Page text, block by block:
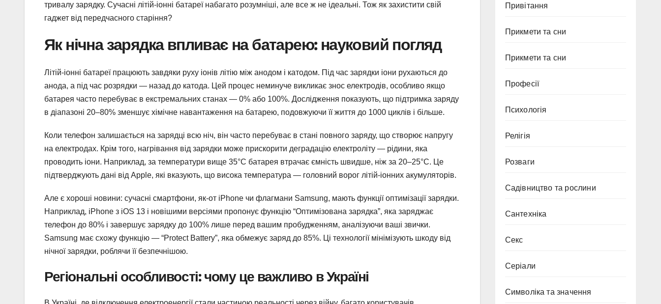
тривалу зарядку. Сучасні літій-іонні батареї набагато розумніші, але все ж не ідеальні. Тож як захистити свій
гаджет від передчасного старіння?
Як нічна зарядка впливає на батарею: науковий погляд
Літій-іонні батареї працюють завдяки руху іонів літію між анодом і катодом. Під час зарядки іони рухаються до
анода, а під час розрядки — назад до катода. Цей процес неминуче викликає знос електродів, особливо якщо
батарея часто перебуває в екстремальних станах — 0% або 100%. Дослідження показують, що підтримка заряду
в діапазоні 20–80% зменшує хімічне навантаження на батарею, подовжуючи її життя до 1000 циклів і більше.
Коли телефон залишається на зарядці всю ніч, він часто перебуває в стані повного заряду, що створює напругу
на електродах. Крім того, нагрівання від зарядки може прискорити деградацію електроліту — рідини, яка
проводить іони. Наприклад, за температури вище 35°C батарея втрачає ємність швидше, ніж за 20–25°C. Це
підтверджують дані від Apple, які вказують, що висока температура — головний ворог літій-іонних акумуляторів.
Але є хороші новини: сучасні смартфони, як-от iPhone чи флагмани Samsung, мають функції оптимізації зарядки.
Наприклад, iPhone з iOS 13 і новішими версіями пропонує функцію “Оптимізована зарядка”, яка заряджає
телефон до 80% і завершує зарядку до 100% лише перед вашим пробудженням, аналізуючи ваші звички.
Samsung має схожу функцію — “Protect Battery”, яка обмежує заряд до 85%. Ці технології мінімізують шкоду від
нічної зарядки, роблячи її безпечнішою.
Регіональні особливості: чому це важливо в Україні
Привітання
Прикмети та сни
Прикмети та сни
Професії
Психологія
Релігія
Розваги
Садівництво та рослини
Сантехніка
Секс
Серіали
Символіка та значення